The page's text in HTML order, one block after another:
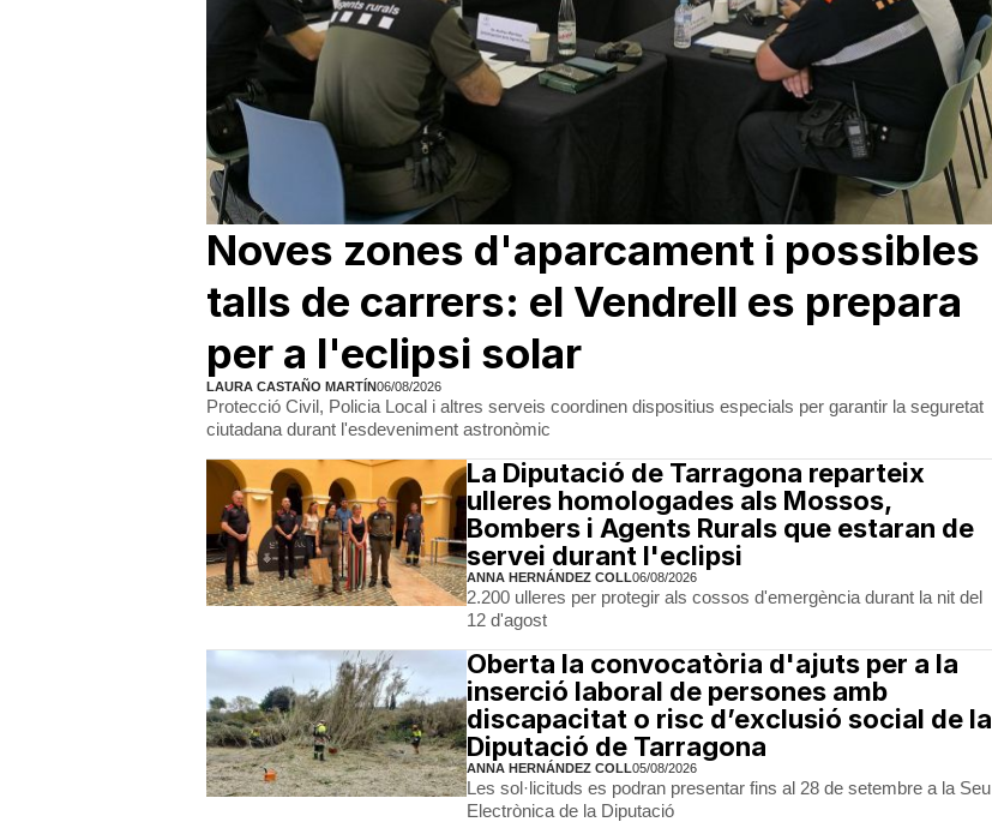
Noves zones d'aparcament i possibles
talls de carrers: el Vendrell es prepara
per a l'eclipsi solar
LAURA CASTAÑO MARTÍN06/08/2026
Protecció Civil, Policia Local i altres serveis coordinen dispositius especials per garantir la seguretat
ciutadana durant l'esdeveniment astronòmic
La Diputació de Tarragona reparteix
ulleres homologades als Mossos,
Bombers i Agents Rurals que estaran de
servei durant l'eclipsi
ANNA HERNÁNDEZ COLL06/08/2026
2.200 ulleres per protegir als cossos d'emergència durant la nit del
12 d'agost
Oberta la convocatòria d'ajuts per a la
inserció laboral de persones amb
discapacitat o risc d’exclusió social de la
Diputació de Tarragona
ANNA HERNÁNDEZ COLL05/08/2026
Les sol·licituds es podran presentar fins al 28 de setembre a la Seu
Electrònica de la Diputació